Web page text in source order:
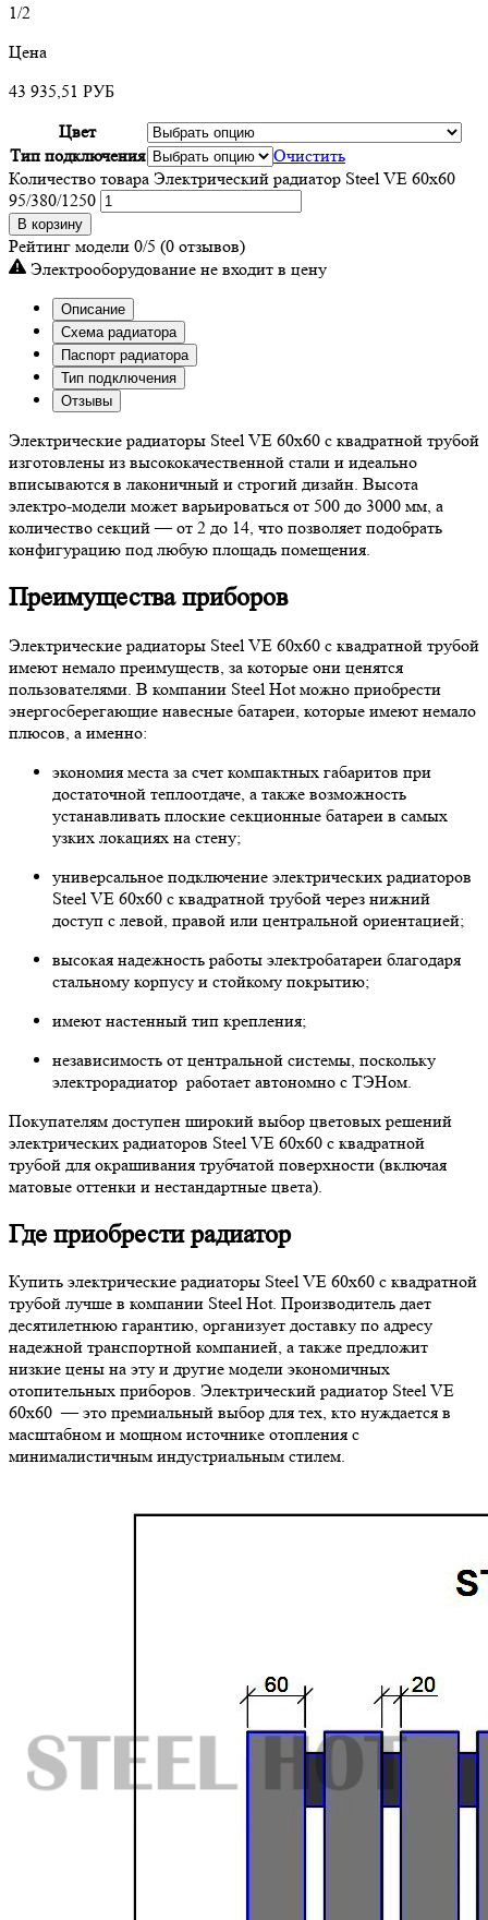
1/2
Цена
43 935,51 РУБ
Цвет
Тип подключения
Очистить
Количество товара Электрический радиатор Steel VE 60х60
95/380/1250
В корзину
Рейтинг модели 0/5 (0 отзывов)
Электрооборудование не входит в цену
Описание
Схема радиатора
Паспорт радиатора
Тип подключения
Отзывы
Электрические радиаторы Steel VE 60х60 с квадратной трубой
изготовлены из высококачественной стали и идеально
вписываются в лаконичный и строгий дизайн. Высота
электро-модели может варьироваться от 500 до 3000 мм, а
количество секций — от 2 до 14, что позволяет подобрать
конфигурацию под любую площадь помещения.
Преимущества приборов
Электрические радиаторы Steel VE 60х60 с квадратной трубой
имеют немало преимуществ, за которые они ценятся
пользователями. В компании Steel Hot можно приобрести
энергосберегающие навесные батареи, которые имеют немало
плюсов, а именно:
экономия места за счет компактных габаритов при
достаточной теплоотдаче, а также возможность
устанавливать плоские секционные батареи в самых
узких локациях на стену;
универсальное подключение электрических радиаторов
Steel VE 60х60 с квадратной трубой через нижний
доступ с левой, правой или центральной ориентацией;
высокая надежность работы электробатареи благодаря
стальному корпусу и стойкому покрытию;
имеют настенный тип крепления;
независимость от центральной системы, поскольку
электрорадиатор работает автономно с ТЭНом.
Покупателям доступен широкий выбор цветовых решений
электрических радиаторов Steel VE 60х60 с квадратной
трубой для окрашивания трубчатой поверхности (включая
матовые оттенки и нестандартные цвета).
Где приобрести радиатор
Купить электрические радиаторы Steel VE 60х60 с квадратной
трубой лучше в компании Steel Hot. Производитель дает
десятилетнюю гарантию, организует доставку по адресу
надежной транспортной компанией, а также предложит
низкие цены на эту и другие модели экономичных
отопительных приборов. Электрический радиатор Steel VE
60х60 — это премиальный выбор для тех, кто нуждается в
масштабном и мощном источнике отопления с
минималистичным индустриальным стилем.